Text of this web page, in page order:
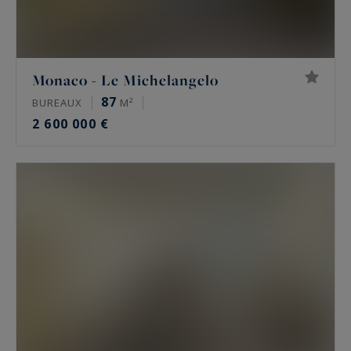
Monaco - Le Michelangelo
BUREAUX 87 M²
2 600 000 €